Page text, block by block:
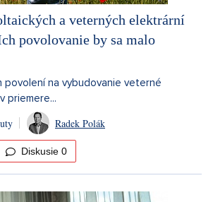
a veterných elektrární
povolovanie by sa malo
povolení na vybudovanie veterné
priemere...
Radek Polák
Diskusie 0